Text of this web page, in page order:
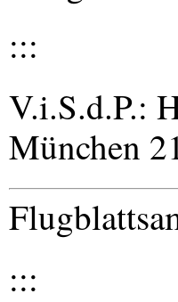
:::
V.i.S.d.P.:
München
:::